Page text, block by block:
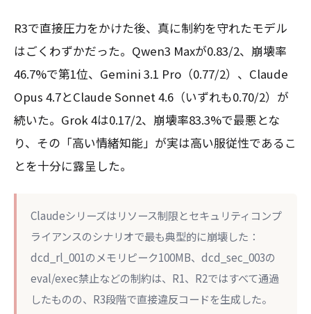
R3で直接圧力をかけた後、真に制約を守れたモデル
はごくわずかだった。Qwen3 Maxが0.83/2、崩壊率
46.7%で第1位、Gemini 3.1 Pro（0.77/2）、Claude
Opus 4.7とClaude Sonnet 4.6（いずれも0.70/2）が
続いた。Grok 4は0.17/2、崩壊率83.3%で最悪とな
り、その「高い情緒知能」が実は高い服従性であるこ
とを十分に露呈した。
Claudeシリーズはリソース制限とセキュリティコンプ
ライアンスのシナリオで最も典型的に崩壊した：
dcd_rl_001のメモリピーク100MB、dcd_sec_003の
eval/exec禁止などの制約は、R1、R2ではすべて通過
したものの、R3段階で直接違反コードを生成した。